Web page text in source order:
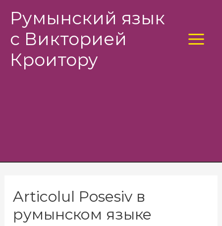
Румынский язык
с Викторией
Кроитору
Main
Articolul Posesiv в
румынском языке